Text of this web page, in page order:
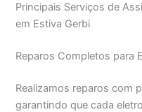
Principais Serviços de
em Estiva Gerbi
Reparos Completos para
Realizamos reparos com
garantindo que cada